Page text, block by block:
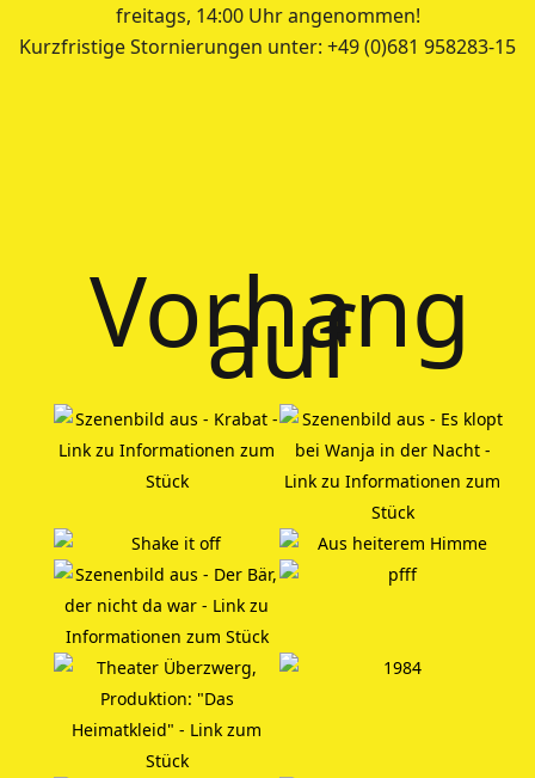
freitags, 14:00 Uhr angenommen!
Kurzfristige Stornierungen unter: +49 (0)681 958283-15
Vorhang
auf